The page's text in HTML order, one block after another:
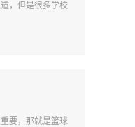
，但是很多学校
要，那就是篮球